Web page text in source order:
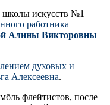
школы искусств №1
работника
Алины Викторовны
духовых и
Алексеевна.
флейтистов, после